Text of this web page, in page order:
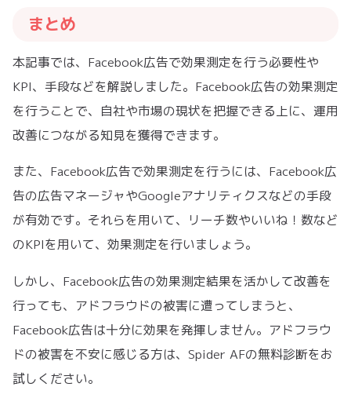
まとめ
本記事では、Facebook広告で効果測定を行う必要性や
KPI、手段などを解説しました。Facebook広告の効果測定
を行うことで、自社や市場の現状を把握できる上に、運用
改善につながる知見を獲得できます。
また、Facebook広告で効果測定を行うには、Facebook広
告の広告マネージャやGoogleアナリティクスなどの手段
が有効です。それらを用いて、リーチ数やいいね！数など
のKPIを用いて、効果測定を行いましょう。
しかし、Facebook広告の効果測定結果を活かして改善を
行っても、アドフラウドの被害に遭ってしまうと、
Facebook広告は十分に効果を発揮しません。アドフラウ
ドの被害を不安に感じる方は、Spider AFの無料診断をお
試しください。